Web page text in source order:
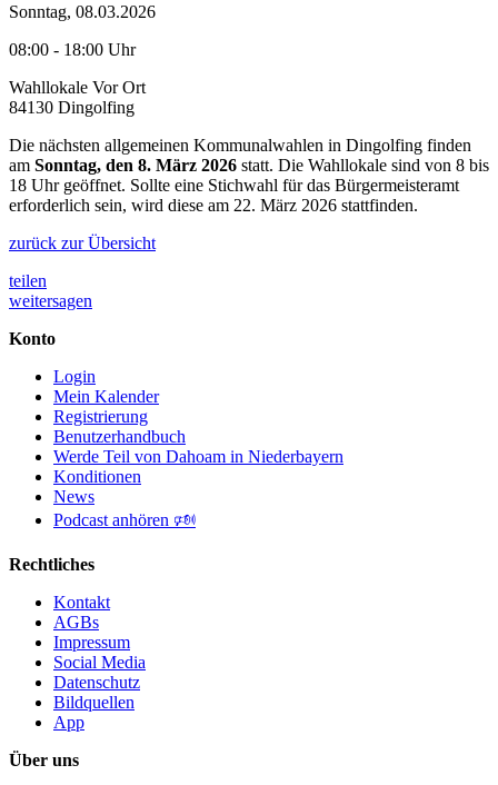
Sonntag, 08.03.2026
08:00 - 18:00 Uhr
Wahllokale Vor Ort
84130 Dingolfing
Die nächsten allgemeinen Kommunalwahlen in Dingolfing finden
am Sonntag, den 8. März 2026 statt. Die Wahllokale sind von 8 bis
18 Uhr geöffnet. Sollte eine Stichwahl für das Bürgermeisteramt
erforderlich sein, wird diese am 22. März 2026 stattfinden.
zurück zur Übersicht
teilen
weitersagen
Konto
Login
Mein Kalender
Registrierung
Benutzerhandbuch
Werde Teil von Dahoam in Niederbayern
Konditionen
News
Podcast anhören 🕬
Rechtliches
Kontakt
AGBs
Impressum
Social Media
Datenschutz
Bildquellen
App
Über uns